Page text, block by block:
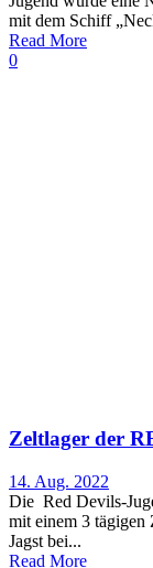
mit dem Schiff
Read More
0
Zeltlager der
14. Aug. 2022
Die Red Devils-
mit einem 3 tägigen
Jagst bei...
Read More